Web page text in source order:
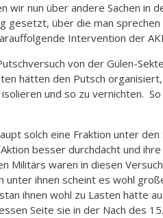
nun über andere Sachen in
über die man
Intervention der
von der Gülen-
hätten den Putsch
und so zu vernichten.
solch eine Fraktion unter
besser durchdacht und
Militärs waren in diesen
ihnen scheint es wohl
ihnen wohl zu Lasten hätte
Seite sie in der Nach des